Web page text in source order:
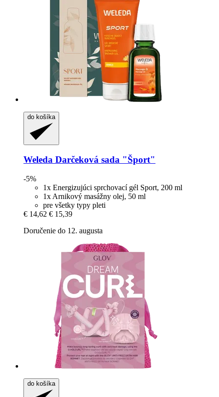
do košíka
Weleda Darčeková sada "Šport"
-5%
1x Energizujúci sprchovací gél Sport, 200 ml
1x Arnikový masážny olej, 50 ml
pre všetky typy pleti
€ 14,62 € 15,39
Doručenie do 12. augusta
do košíka